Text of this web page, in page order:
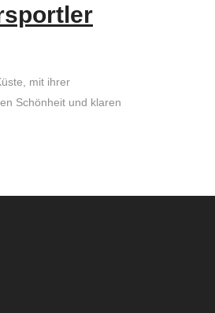
mit ihrer
Schönheit und klaren